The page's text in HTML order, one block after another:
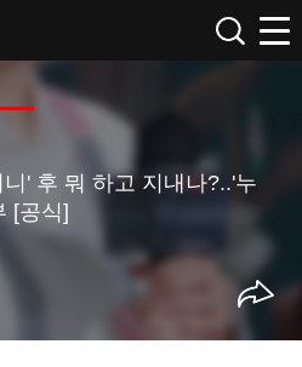
' 후 뭐 하고 지내나?..'누
[공식]